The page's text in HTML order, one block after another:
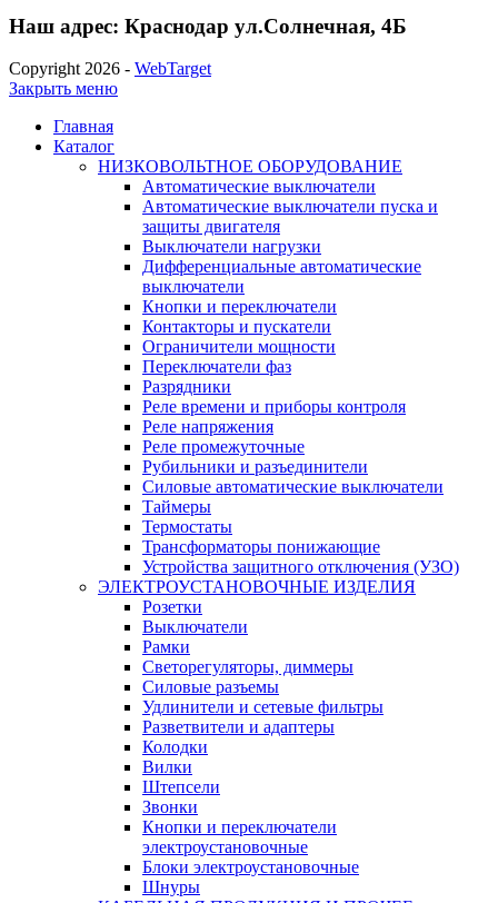
Наш адрес: Краснодар ул.Солнечная, 4Б
Copyright 2026 - WebTarget
Закрыть меню
Главная
Каталог
НИЗКОВОЛЬТНОЕ ОБОРУДОВАНИЕ
Автоматические выключатели
Автоматические выключатели пуска и
защиты двигателя
Выключатели нагрузки
Дифференциальные автоматические
выключатели
Кнопки и переключатели
Контакторы и пускатели
Ограничители мощности
Переключатели фаз
Разрядники
Реле времени и приборы контроля
Реле напряжения
Реле промежуточные
Рубильники и разъединители
Силовые автоматические выключатели
Таймеры
Термостаты
Трансформаторы понижающие
Устройства защитного отключения (УЗО)
ЭЛЕКТРОУСТАНОВОЧНЫЕ ИЗДЕЛИЯ
Розетки
Выключатели
Рамки
Светорегуляторы, диммеры
Силовые разъемы
Удлинители и сетевые фильтры
Разветвители и адаптеры
Колодки
Вилки
Штепсели
Звонки
Кнопки и переключатели
электроустановочные
Блоки электроустановочные
Шнуры